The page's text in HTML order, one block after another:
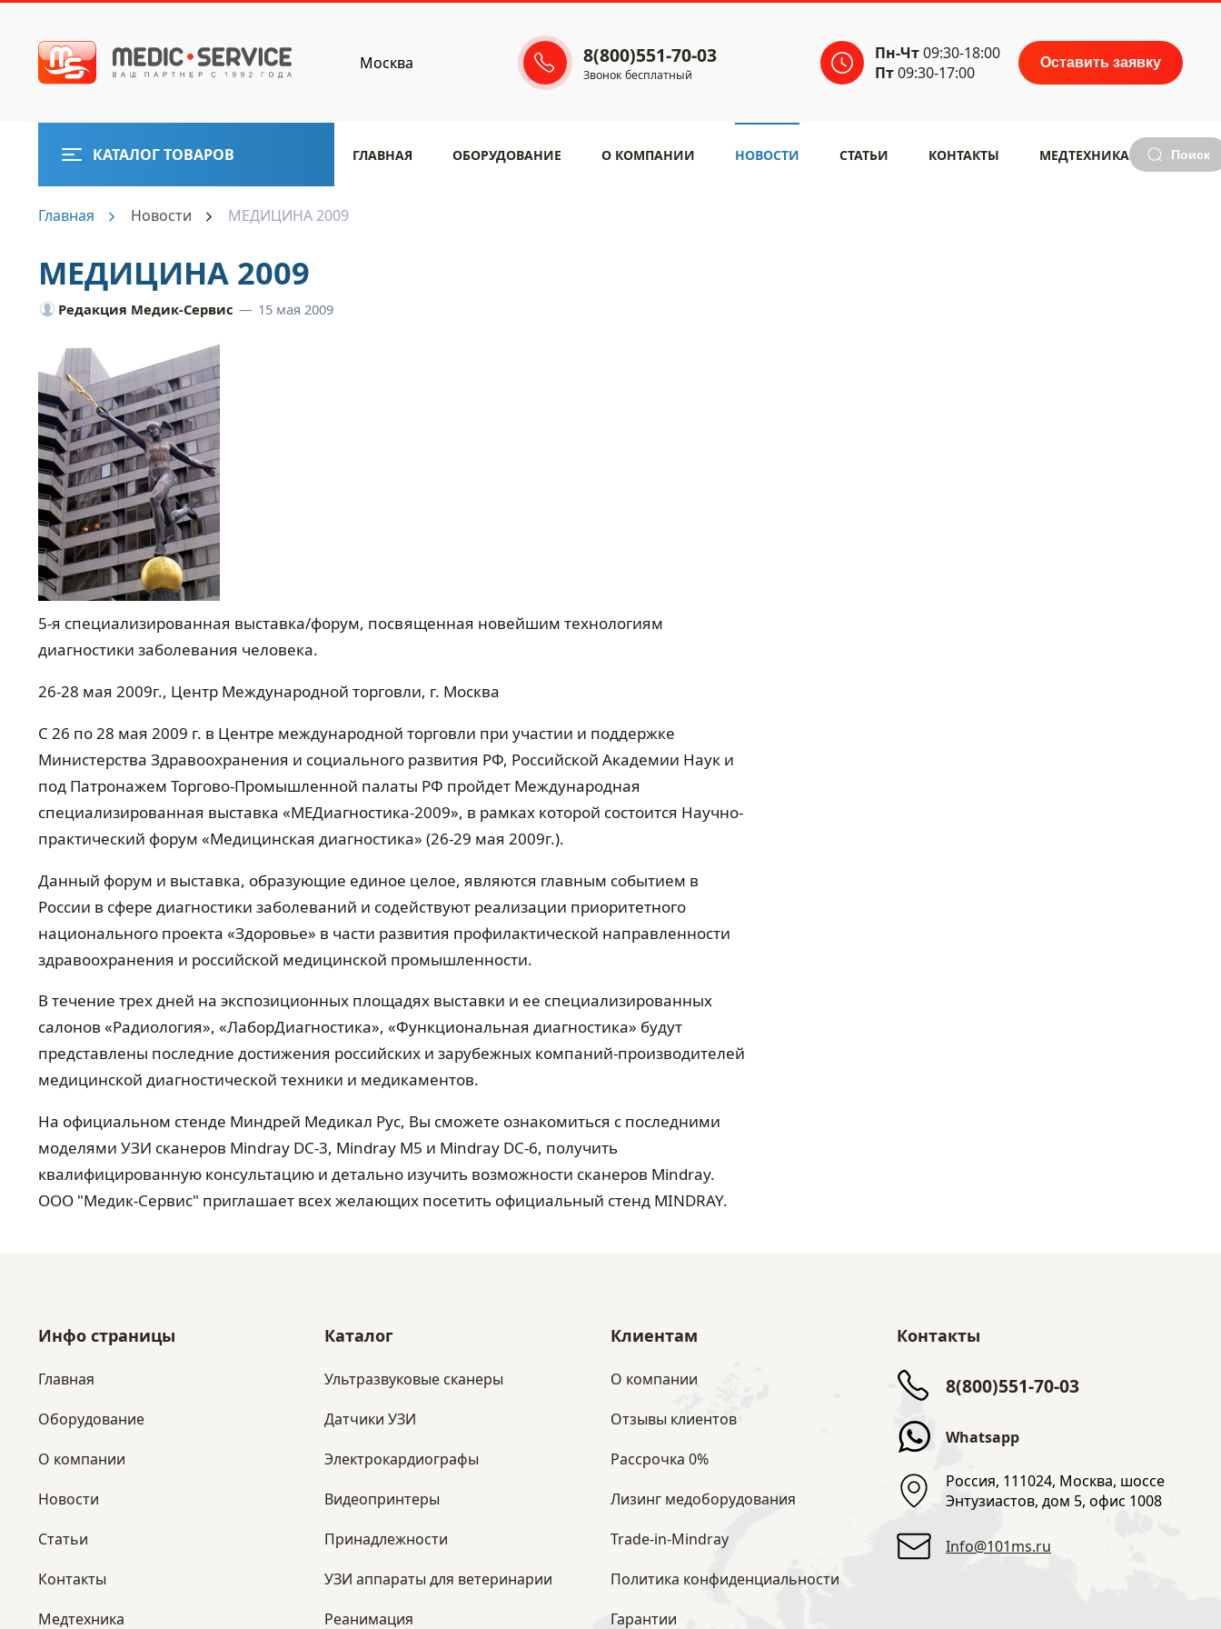
Москва 8(800)551-70-03
Звонок бесплатный
Пн-Чт09:30-18:00
Пт09:30-17:00
Оставить заявку
КАТАЛОГ ТОВАРОВ ГЛАВНАЯ ОБОРУДОВАНИЕ ​О КОМПАНИИ НОВОСТИ СТАТЬИ КОНТАКТЫ МЕДТЕХНИКА Поиск
Главная Новости МЕДИЦИНА 2009
МЕДИЦИНА 2009
Редакция Медик-Сервис — 15 мая 2009
5-я специализированная выставка/форум, посвященная новейшим технологиям
диагностики заболевания человека.
26-28 мая 2009г., Центр Международной торговли, г. Москва
С 26 по 28 мая 2009 г. в Центре международной торговли при участии и поддержке
Министерства Здравоохранения и социального развития РФ, Российской Академии Наук и
под Патронажем Торгово-Промышленной палаты РФ пройдет Международная
специализированная выставка «МЕДиагностика-2009», в рамках которой состоится Научно-
практический форум «Медицинская диагностика» (26-29 мая 2009г.).
Данный форум и выставка, образующие единое целое, являются главным событием в
России в сфере диагностики заболеваний и содействуют реализации приоритетного
национального проекта «Здоровье» в части развития профилактической направленности
здравоохранения и российской медицинской промышленности.
В течение трех дней на экспозиционных площадях выставки и ее специализированных
салонов «Радиология», «ЛаборДиагностика», «Функциональная диагностика» будут
представлены последние достижения российских и зарубежных компаний-производителей
медицинской диагностической техники и медикаментов.
На официальном стенде Миндрей Медикал Рус, Вы сможете ознакомиться с последними
моделями УЗИ сканеров Mindray DC-3, Mindray M5 и Mindray DC-6, получить
квалифицированную консультацию и детально изучить возможности сканеров Mindray.
ООО "Медик-Сервис" приглашает всех желающих посетить официальный стенд MINDRAY.
Инфо страницы
Главная
Оборудование
​О компании
Новости
Статьи
Контакты
Медтехника
Каталог
Ультразвуковые сканеры
Датчики УЗИ
Электрокардиографы
Видеопринтеры
Принадлежности
УЗИ аппараты для ветеринарии
Реанимация
Клиентам
О компании
Отзывы клиентов
Рассрочка 0%
Лизинг медоборудования
Trade-in-Mindray
Политика конфиденциальности
Гарантии
Контакты
8(800)551-70-03
Whatsapp
Россия, 111024, Москва, шоссе
Энтузиастов, дом 5, офис 1008
Info@101ms.ru